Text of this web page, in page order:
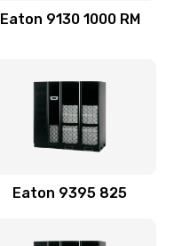
Eaton 9130 1000 RM
Eaton 9395 825